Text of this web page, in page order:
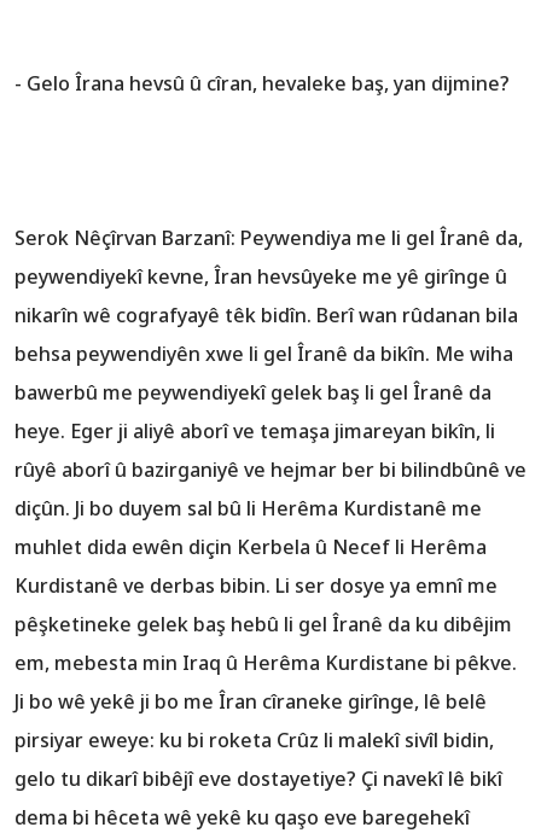
- Gelo Îrana hevsû û cîran, hevaleke baş, yan dijmine?
Serok Nêçîrvan Barzanî: Peywendiya me li gel Îranê da,
peywendiyekî kevne, Îran hevsûyeke me yê girînge û
nikarîn wê cografyayê têk bidîn. Berî wan rûdanan bila
behsa peywendiyên xwe li gel Îranê da bikîn. Me wiha
bawerbû me peywendiyekî gelek baş li gel Îranê da
heye. Eger ji aliyê aborî ve temaşa jimareyan bikîn, li
rûyê aborî û bazirganiyê ve hejmar ber bi bilindbûnê ve
diçûn. Ji bo duyem sal bû li Herêma Kurdistanê me
muhlet dida ewên diçin Kerbela û Necef li Herêma
Kurdistanê ve derbas bibin. Li ser dosye ya emnî me
pêşketineke gelek baş hebû li gel Îranê da ku dibêjim
em, mebesta min Iraq û Herêma Kurdistane bi pêkve.
Ji bo wê yekê ji bo me Îran cîraneke girînge, lê belê
pirsiyar eweye: ku bi roketa Crûz li malekî sivîl bidin,
gelo tu dikarî bibêjî eve dostayetiye? Çi navekî lê bikî
dema bi hêceta wê yekê ku qaşo eve baregehekî